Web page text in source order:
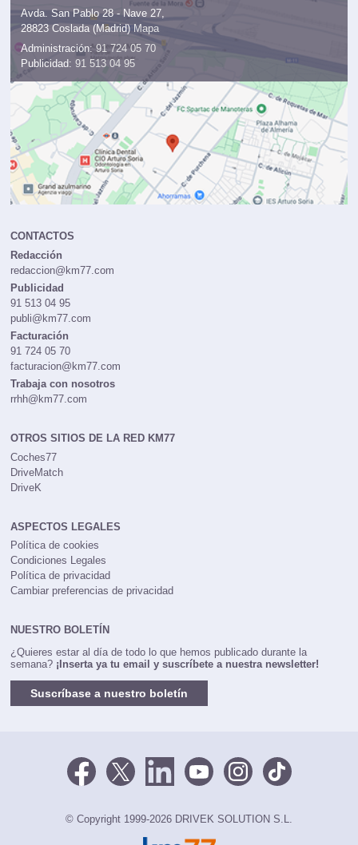
Avda. San Pablo 28 - Nave 27,
28823 Coslada (Madrid) Mapa
Administración: 91 724 05 70
Publicidad: 91 513 04 95
CONTACTOS
Redacción
redaccion@km77.com
Publicidad
91 513 04 95
publi@km77.com
Facturación
91 724 05 70
facturacion@km77.com
Trabaja con nosotros
rrhh@km77.com
OTROS SITIOS DE LA RED KM77
Coches77
DriveMatch
DriveK
ASPECTOS LEGALES
Política de cookies
Condiciones Legales
Política de privacidad
Cambiar preferencias de privacidad
NUESTRO BOLETÍN
¿Quieres estar al día de todo lo que hemos publicado durante la
semana? ¡Inserta ya tu email y suscríbete a nuestra newsletter!
Suscríbase a nuestro boletín
© Copyright 1999-2026 DRIVEK SOLUTION S.L.